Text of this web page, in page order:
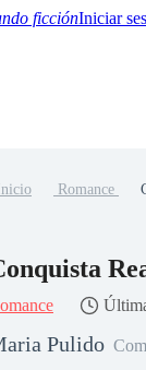
ficciónIniciar
Romance
Pulido